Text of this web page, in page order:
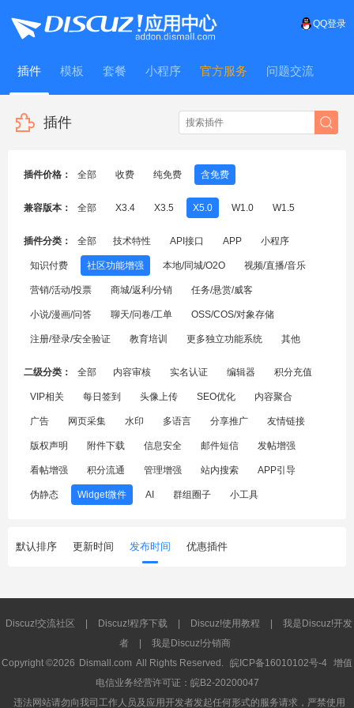
QQ登录
插件 模板 套餐 小程序 官方服务 问题交流
WitFrame
插件
插件价格： 全部 收费 纯免费 含免费
兼容版本： 全部 X3.4 X3.5 X5.0 W1.0 W1.5
插件分类： 全部 技术特性 API接口 APP 小程序
知识付费 社区功能增强 本地/同城/O2O 视频/直播/音乐
营销/活动/投票 商城/返利/分销 任务/悬赏/威客
小说/漫画/问答 聊天/问卷/工单 OSS/COS/对象存储
注册/登录/安全验证 教育培训 更多独立功能系统 其他
二级分类： 全部 内容审核 实名认证 编辑器 积分充值
VIP相关 每日签到 头像上传 SEO优化 内容聚合
广告 网页采集 水印 多语言 分享推广 友情链接
版权声明 附件下载 信息安全 邮件短信 发帖增强
看帖增强 积分流通 管理增强 站内搜索 APP引导
伪静态 Widget微件 AI 群组圈子 小工具
默认排序 更新时间 发布时间 优惠插件
Discuz!交流社区 Discuz!程序下载 Discuz!使用教程
我是Discuz!开发
者
我是Discuz!分销商
Copyright ©2026 Dismall.com All Rights Reserved. 皖ICP备16010102号-4 增值
电信业务经营许可证：皖B2-20200047
违法网站请勿向我司工作人员及应用开发者发起任何形式的服务请求，严禁使用